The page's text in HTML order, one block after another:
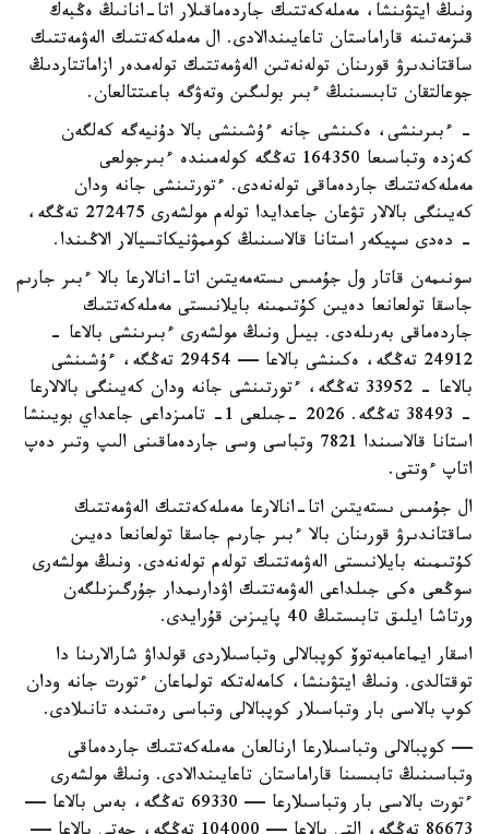
ونىڭ ايتۋىنشا، مەملەكەتتىك جاردەماقىلار اتا-انانىڭ ەڭبەك
قىزمەتىنە قاراماستان تاعايىندالادى. ال مەملەكەتتىك الەۋمەتتىك
ساقتاندىرۋ قورىنان تولەنەتىن الەۋمەتتىك تولەمدەر ازاماتتاردىڭ
جوعالتقان تابىسىنىڭ ءبىر بولىگىن وتەۋگە باعىتتالعان.
- ءبىرىنشى، ەكىنشى جانە ءۇشىنشى بالا دۇنيەگە كەلگەن
كەزدە وتباسىعا 164350 تەڭگە كولەمىندە ءبىرجولعى
مەملەكەتتىك جاردەماقى تولەنەدى. ءتورتىنشى جانە ودان
كەيىنگى بالالار تۋعان جاعدايدا تولەم مولشەرى 272475 تەڭگە،
- دەدى سپيكەر استانا قالاسىنىڭ كوممۋنيكاتسيالار الاڭىندا.
سونىمەن قاتار ول جۇمىس ىستەمەيتىن اتا-انالارعا بالا ءبىر جارىم
جاسقا تولعانعا دەيىن كۇتىمىنە بايلانىستى مەملەكەتتىك
جاردەماقى بەرىلەدى. بيىل ونىڭ مولشەرى ءبىرىنشى بالاعا -
24912 تەڭگە، ەكىنشى بالاعا — 29454 تەڭگە، ءۇشىنشى
بالاعا - 33952 تەڭگە، ءتورتىنشى جانە ودان كەيىنگى بالالارعا
- 38493 تەڭگە. 2026 -جىلعى 1- تامىزداعى جاعداي بويىنشا
استانا قالاسىندا 7821 وتباسى وسى جاردەماقىنى الىپ وتىر دەپ
اتاپ ءوتتى.
ال جۇمىس ىستەيتىن اتا-انالارعا مەملەكەتتىك الەۋمەتتىك
ساقتاندىرۋ قورىنان بالا ءبىر جارىم جاسقا تولعانعا دەيىن
كۇتىمىنە بايلانىستى الەۋمەتتىك تولەم تولەنەدى. ونىڭ مولشەرى
سوڭعى ەكى جىلداعى الەۋمەتتىك اۋدارىمدار جۇرگىزىلگەن
ورتاشا ايلىق تابىستىڭ 40 پايىزىن قۇرايدى.
اسقار ايماعامبەتوۆ كوپبالالى وتباسىلاردى قولداۋ شارالارىنا دا
توقتالدى. ونىڭ ايتۋىنشا، كامەلەتكە تولماعان ءتورت جانە ودان
كوپ بالاسى بار وتباسىلار كوپبالالى وتباسى رەتىندە تانىلادى.
— كوپبالالى وتباسىلارعا ارنالعان مەملەكەتتىك جاردەماقى
وتباسىنىڭ تابىسىنا قاراماستان تاعايىندالادى. ونىڭ مولشەرى
ءتورت بالاسى بار وتباسىلارعا — 69330 تەڭگە، بەس بالاعا —